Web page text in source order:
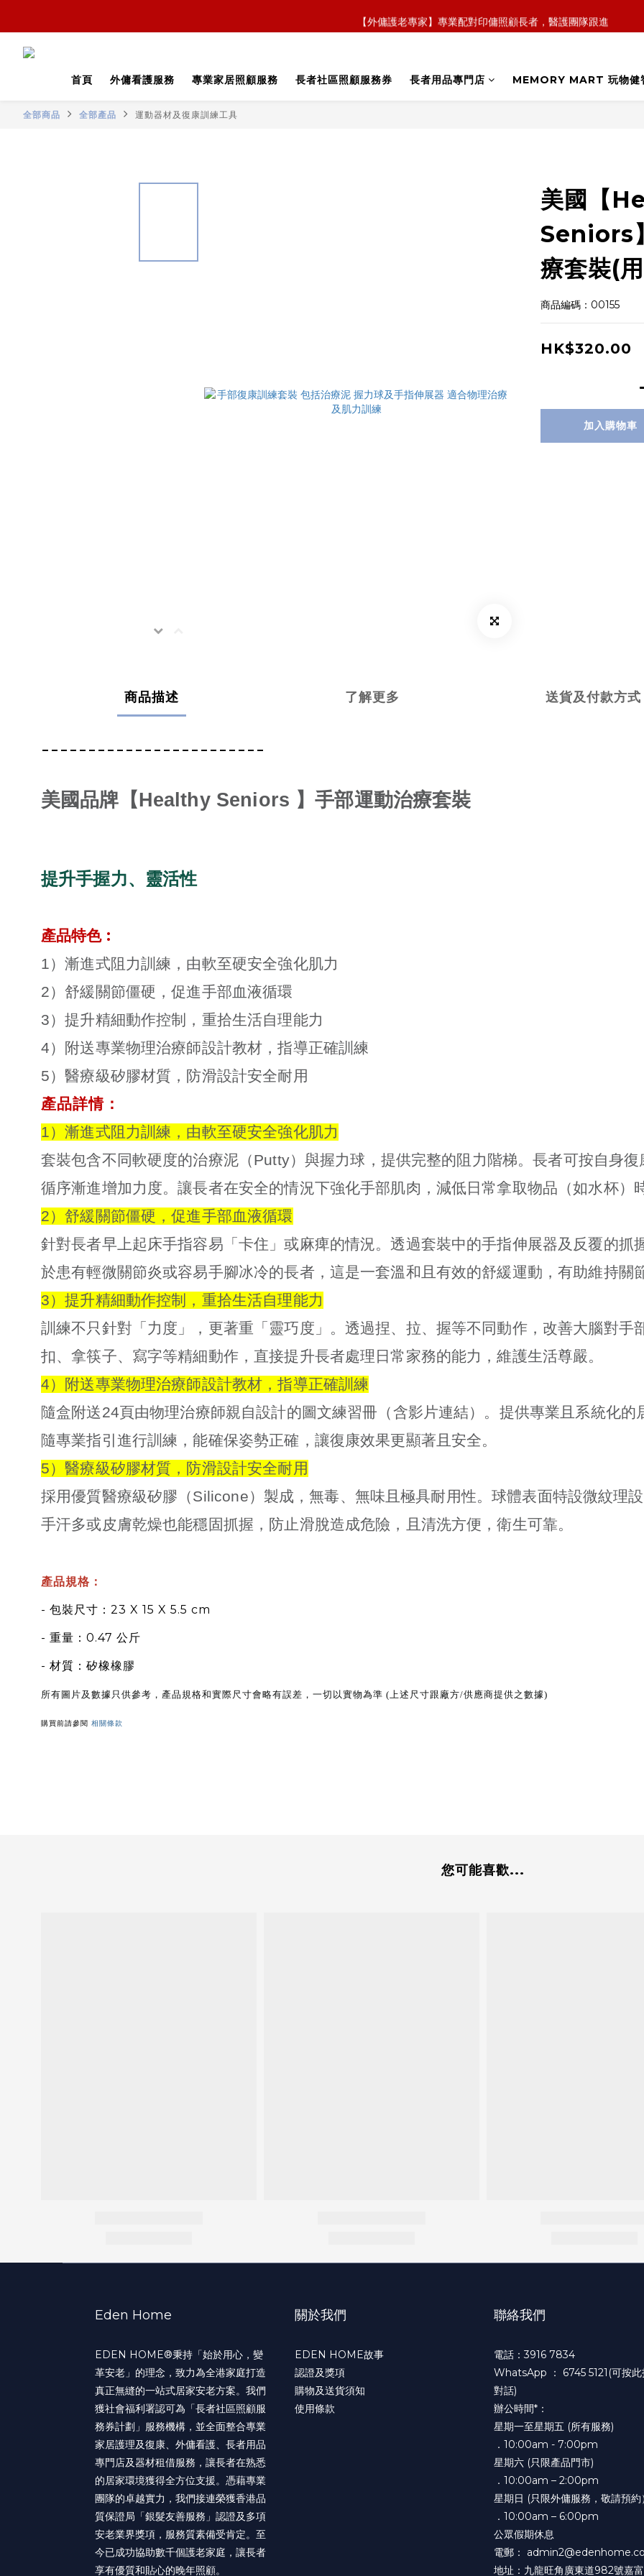
【全新概念】長者護理復康用品，可租可買，彈性選擇
【外傭護老專家】專業配對印傭照顧長者，醫護團隊跟進
【全新概念】長者護理復康用品，可租可買，彈性選擇
首頁 外傭看護服務 專業家居照顧服務 長者社區照顧服務券 長者用品專門店 MEMORY MART 玩物健
全部商品 全部產品 運動器材及復康訓練工具
美國【
Seniors
療套裝(
商品編碼：00155
HK$320.00
加入購物車
商品描述 了解更多 送貨及付款方式
------------------------
美國品牌【Healthy Seniors 】手部運動治療套裝
提升手握力、靈活性
產品特色 :
1）漸進式阻力訓練，由軟至硬安全強化肌力
2）舒緩關節僵硬，促進手部血液循環
3）提升精細動作控制，重拾生活自理能力
4）附送專業物理治療師設計教材，指導正確訓練
5）醫療級矽膠材質，防滑設計安全耐用
產品詳情 ：
1）漸進式阻力訓練，由軟至硬安全強化肌力
套裝包含不同軟硬度的治療泥（Putty）與握力球，提供完整的阻力階梯。長者可按自身
循序漸進增加力度。讓長者在安全的情況下強化手部肌肉，減低日常拿取物品（如水杯）
2）舒緩關節僵硬，促進手部血液循環
針對長者早上起床手指容易「卡住」或麻痺的情況。透過套裝中的手指伸展器及反覆的抓
於患有輕微關節炎或容易手腳冰冷的長者，這是一套溫和且有效的舒緩運動，有助維持關
3）提升精細動作控制，重拾生活自理能力
訓練不只針對「力度」，更著重「靈巧度」。透過捏、拉、握等不同動作，改善大腦對手
扣、拿筷子、寫字等精細動作，直接提升長者處理日常家務的能力，維護生活尊嚴。
4）附送專業物理治療師設計教材，指導正確訓練
隨盒附送24頁由物理治療師親自設計的圖文練習冊（含影片連結）。提供專業且系統化
隨專業指引進行訓練，能確保姿勢正確，讓復康效果更顯著且安全。
5）醫療級矽膠材質，防滑設計安全耐用
採用優質醫療級矽膠（Silicone）製成，無毒、無味且極具耐用性。球體表面特設微紋理
手汗多或皮膚乾燥也能穩固抓握，防止滑脫造成危險，且清洗方便，衛生可靠。
產品規格 ：
- 包裝尺寸 ：23 X 15 X 5.5 cm
- 重量 ：‎0.47 公斤
- 材質 ： 矽橡橡膠
所有圖片及數據只供參考，產品規格和實際尺寸會略有誤差，一切以實物為準 (上述尺寸跟廠方/供應商提供之數據)
購買前請參閱 相關條款
您可能喜歡...
Eden Home
EDEN HOME®️秉持「始於用心，變
革安老」的理念，致力為全港家庭打造
真正無縫的一站式居家安老方案。我們
獲社會福利署認可為「長者社區照顧服
務券計劃」服務機構，並全面整合專業
家居護理及復康、外傭看護、長者用品
專門店及器材租借服務，讓長者在熟悉
的居家環境獲得全方位支援。憑藉專業
團隊的卓越實力，我們接連榮獲香港品
質保證局「銀髮友善服務」認證及多項
安老業界獎項，服務質素備受肯定。至
今已成功協助數千個護老家庭，讓長者
享有優質和貼心的晚年照顧。
關於我們
EDEN HOME故事
認證及獎項
購物及送貨須知
使用條款
聯絡我們
電話：3916 7834
WhatsApp ： 6745 5121(可按
對話)
辦公時間*：
星期一至星期五 (所有服務)
．10:00am - 7:00pm
星期六 (只限產品門市)
．10:00am – 2:00pm
星期日 (只限外傭服務，敬請預約
．10:00am – 6:00pm
公眾假期休息
電郵：
地址：九龍旺角廣東道982號嘉